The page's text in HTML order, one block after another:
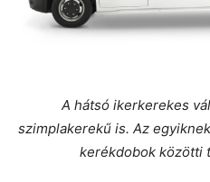
A hátsó ikerkerekes
szimplakerekű is. Az
kerékdobok közötti